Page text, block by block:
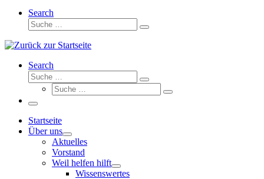
Search
Suche
Suche
Search
Suche
Suche
Suche
Suche
Menü
Startseite
Über uns
Aktuelles
Vorstand
Weil helfen hilft
Wissenswertes